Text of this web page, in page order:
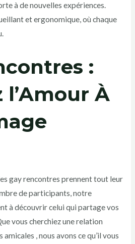
à de nouvelles expériences.
et ergonomique, où chaque
:
l’Amour À
gay rencontres prennent tout leur
de participants, notre
à découvrir celui qui partage vos
vous cherchiez une relation
, nous avons ce qu’il vous